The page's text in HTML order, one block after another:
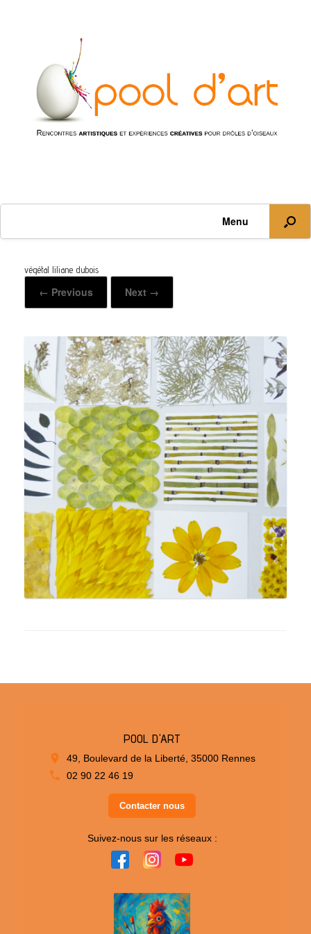
Menu
végétal liliane dubois
← Previous Next →
POOL D'ART
49, Boulevard de la Liberté, 35000 Rennes
02 90 22 46 19
Contacter nous
Suivez-nous sur les réseaux :